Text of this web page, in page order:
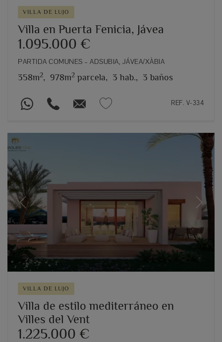
VILLA DE LUJO
Villa en Puerta Fenicia, Jávea
1.095.000 €
PARTIDA COMUNES – ADSUBIA, JÁVEA/XÀBIA
358m2, 978m2 parcela, 3 hab., 3 baños
REF. V-334
Previous Next
VILLA DE LUJO
Villa de estilo mediterráneo en
Villes del Vent
1.225.000 €